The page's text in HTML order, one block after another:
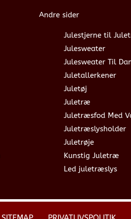
Andre sider
Julestjerne til
Julesweater
Julesweater Til
Juletallerkener
Juletøj
Juletræ
Juletræsfod Med
Juletræslysholder
Juletrøje
Kunstig Juletræ
Led juletræslys